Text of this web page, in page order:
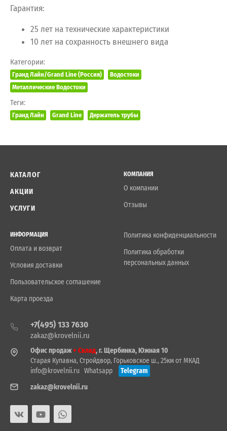
Гарантия:
25 лет на технические характеристики
10 лет на сохранность внешнего вида
Категории:
Гранд Лайн/Grand Line (Россия)
Водостоки
Металлические Водостоки
Теги:
Гранд Лайн Grand Line Держатель трубы
КАТАЛОГ
АКЦИИ
УСЛУГИ
КОМПАНИЯ
О компании
Отзывы
ИНФОРМАЦИЯ
Оплата и возврат
Условия доставки
Пользовательское соглашение
Карта проезда
Политика конфиденциальности
Политика обработки
персональных данных
+7(495) 133 7630
zakaz@krovelnii.ru
Офис продаж+ Склад, г. Щербинка, Южная 10
Старая Купавна, Стройдвор, Горьковское ш., 25км от МКАД
info@krovelnii.ru Whatsapp
Telegram
zakaz@krovelnii.ru